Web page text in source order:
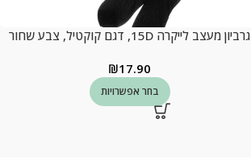
גרביון מעצב לייקרה 15D, דגם קוקטיל, צבע שחור
₪17.90
בחר אפשרויות